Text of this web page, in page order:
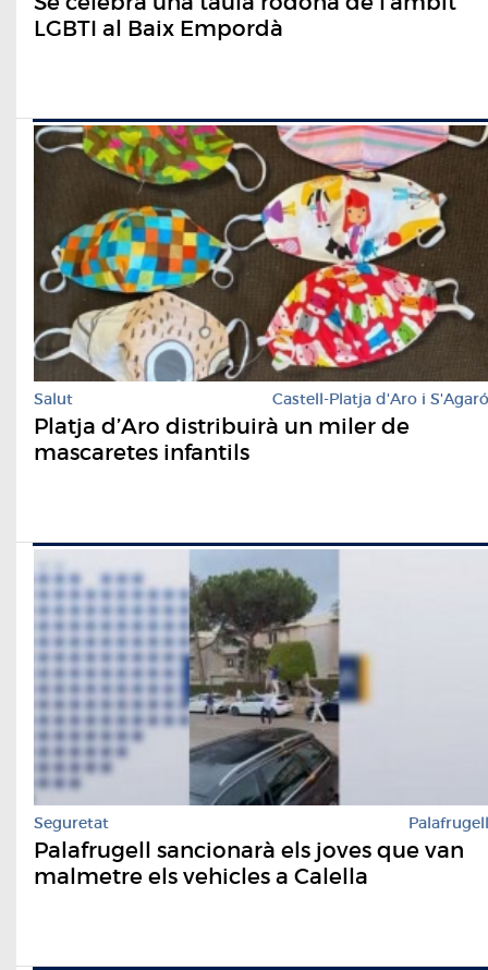
LGBTI al Baix Empordà
Salut Castell-Platja d'Aro i S'Agaró
Platja d’Aro distribuirà un miler de
mascaretes infantils
Seguretat Palafrugell
Palafrugell sancionarà els joves que van
malmetre els vehicles a Calella